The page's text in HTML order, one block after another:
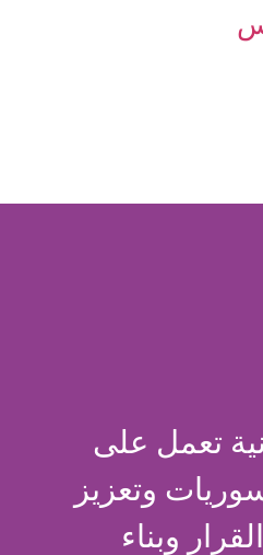
تعمل على
وتعزيز
وبناء